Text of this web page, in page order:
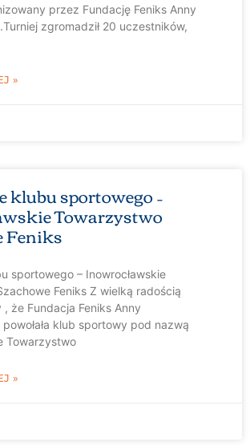
przez Fundację Feniks Anny
zgromadził 20 uczestników,
»
klubu sportowego –
Towarzystwo
Feniks
sportowego – Inowrocławskie
Feniks Z wielką radością
że Fundacja Feniks Anny
klub sportowy pod nazwą
Towarzystwo
»